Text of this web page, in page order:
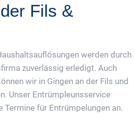
Fils &
werden durch
zuverlässig erledigt. Auch
wir in Gingen an der Fils und
Unser Entrümpleunsservice
für Entrümpelungen an.